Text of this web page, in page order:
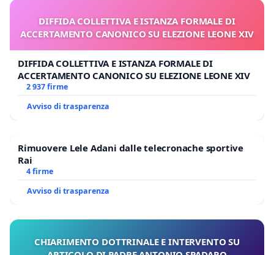
DIFFIDA COLLETTIVA E ISTANZA FORMALE DI
ACCERTAMENTO CANONICO SU ELEZIONE LEONE XIV
DIFFIDA COLLETTIVA E ISTANZA FORMALE DI
ACCERTAMENTO CANONICO SU ELEZIONE LEONE XIV
2 937 firme
Avviso di trasparenza
Rimuovere Lele Adani dalle telecronache sportive
Rai
4 firme
Avviso di trasparenza
CHIARIMENTO DOTTRINALE E INTERVENTO SU